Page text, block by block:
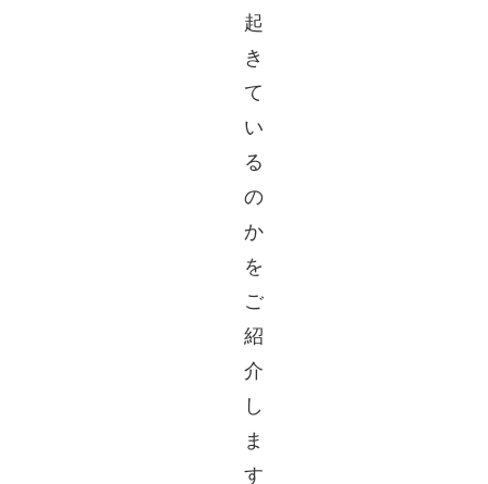
起
き
て
い
る
の
か
を
ご
紹
介
し
ま
す